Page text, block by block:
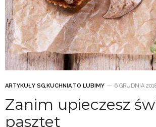
ARTYKUŁY SG,KUCHNIA,TO LUBIMY 6 GRUDNIA
Zanim upieczesz
pasztet